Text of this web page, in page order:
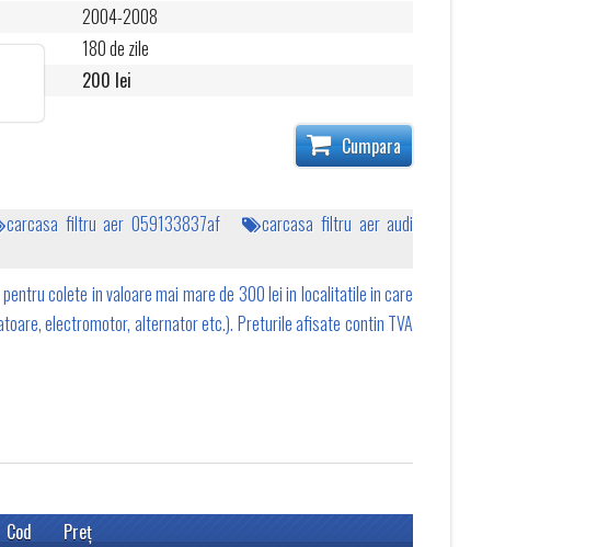
2004-2008
180 de zile
200 lei
Cumpara
carcasa filtru aer 059133837af
carcasa filtru aer audi
colete in valoare mai mare de 300 lei in localitatile in care
electromotor, alternator etc.). Preturile afisate contin TVA
Cod Preţ